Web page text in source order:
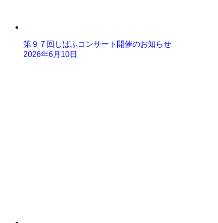
第９７回しばふコンサート開催のお知らせ
2026年6月10日